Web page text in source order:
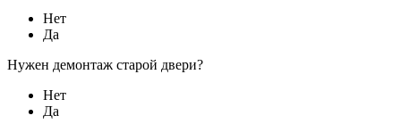
Нет
Да
Нужен демонтаж старой двери?
Нет
Да